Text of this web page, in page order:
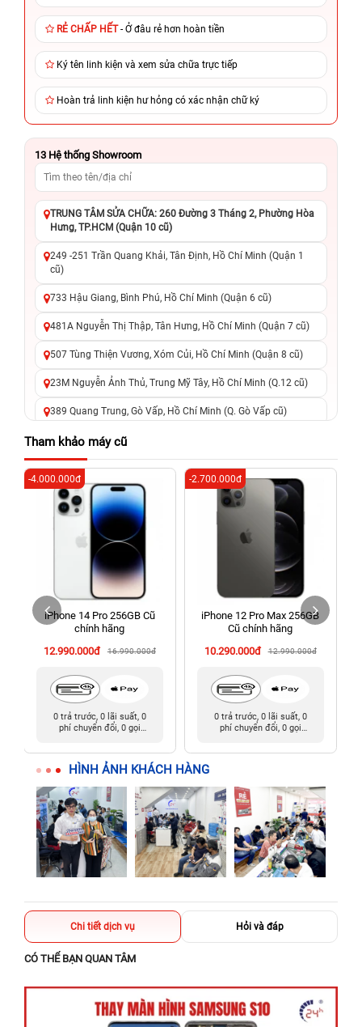
RẺ CHẤP HẾT- Ở đâu rẻ hơn hoàn tiền
Ký tên linh kiện và xem sửa chữa trực tiếp
Hoàn trả linh kiện hư hỏng có xác nhận chữ ký
13 Hệ thống Showroom
TRUNG TÂM SỬA CHỮA: 260 Đường 3 Tháng 2, Phường Hòa
Hưng, TP.HCM (Quận 10 cũ)
249 -251 Trần Quang Khải, Tân Định, Hồ Chí Minh (Quận 1
cũ)
733 Hậu Giang, Bình Phú, Hồ Chí Minh (Quận 6 cũ)
481A Nguyễn Thị Thập, Tân Hưng, Hồ Chí Minh (Quận 7 cũ)
507 Tùng Thiện Vương, Xóm Củi, Hồ Chí Minh (Quận 8 cũ)
23M Nguyễn Ảnh Thủ, Trung Mỹ Tây, Hồ Chí Minh (Q.12 cũ)
389 Quang Trung, Gò Vấp, Hồ Chí Minh (Q. Gò Vấp cũ)
625 - 625A Âu Cơ, Tân Phú, Hồ Chí Minh (Quận Tân Phú cũ)
326 Lê Văn Việt, Tăng Nhơn Phú, Hồ Chí Minh (Q.9 TP. Thủ
Đức cũ)
256 Võ Văn Ngân, Thủ Đức, Hồ Chí Minh (Bình Thọ, TP. Thủ
70 Nguyễn An Ninh, Dĩ An, Hồ Chí Minh (Bình Dương Cũ)
24h Vũng Tàu: 162A Ba Cu, Vũng Tàu, Hồ Chí Minh (TP. Vũng
Tàu cũ)
198 Hoàng Văn Thụ, Tân Sơn Nhất, Hồ Chí Minh (Tân Bình
Tham khảo máy cũ
iPhone 14 Pro 256GB Cũ
chính hãng
12.990.000đ
16.990.000đ
-4.000.000đ
0 trả trước, 0 lãi suất, 0
phí chuyển đổi, 0 gọi
iPhone 12 Pro Max 256GB
Cũ chính hãng
10.290.000đ
12.990.000đ
-2.700.000đ
0 trả trước, 0 lãi suất, 0
phí chuyển đổi, 0 gọi
HÌNH ẢNH KHÁCH HÀNG
Chi tiết dịch vụ Hỏi và đáp
CÓ THỂ BẠN QUAN TÂM